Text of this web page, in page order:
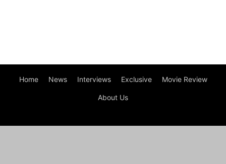
Home News Interviews Exclusive Movie Review
About Us